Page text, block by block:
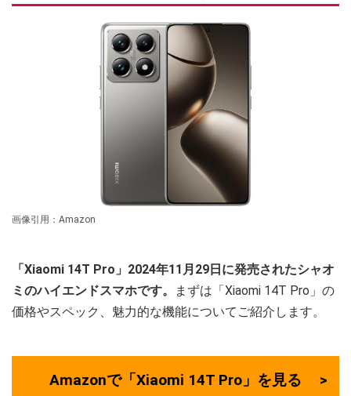
画像引用：Amazon
「Xiaomi 14T Pro」2024年11月29日に発売されたシャオ
ミのハイエンドスマホです。
まずは「Xiaomi 14T Pro」の
価格やスペック、魅力的な機能についてご紹介します。
Amazonで「Xiaomi 14T Pro」を見る